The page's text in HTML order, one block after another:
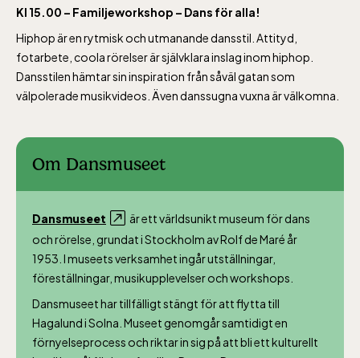
Kl 15.00 – Familjeworkshop – Dans för alla!
Hiphop är en rytmisk och utmanande dansstil. Attityd,
fotarbete, coola rörelser är självklara inslag inom hiphop.
Dansstilen hämtar sin inspiration från såväl gatan som
välpolerade musikvideos. Även danssugna vuxna är välkomna.
Om Dansmuseet
Dansmuseet
är ett världsunikt museum för dans
och rörelse, grundat i Stockholm av Rolf de Maré år
1953. I museets verksamhet ingår utställningar,
föreställningar, musikupplevelser och workshops.
Dansmuseet har tillfälligt stängt för att flytta till
Hagalund i Solna. Museet genomgår samtidigt en
förnyelseprocess och riktar in sig på att bli ett kulturellt